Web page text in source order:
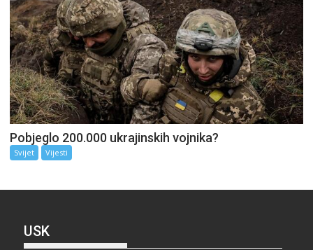
Pobjeglo 200.000 ukrajinskih vojnika?
Svijet Vijesti
USK